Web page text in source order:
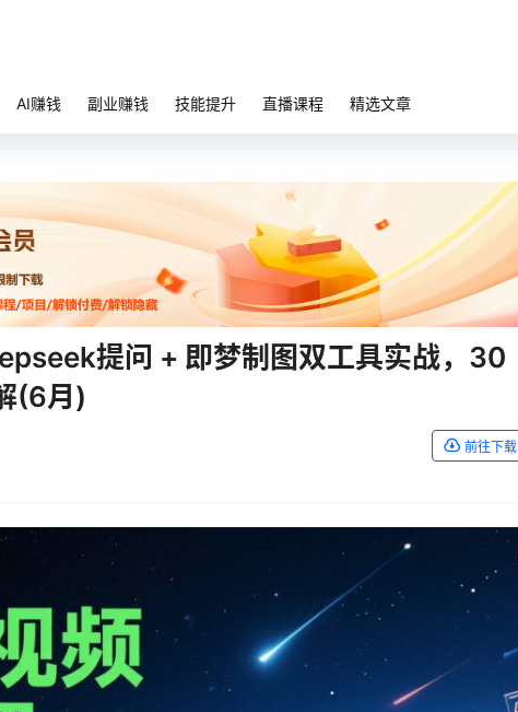
AI赚钱 副业赚钱 技能提升 直播课程 精选文章
提问 + 即梦制图双工具实战，30
(6月)
前往下载